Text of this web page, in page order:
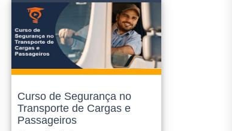
"cursos livres".
até 1(um) dia útil apos a confirmação do
Curso de Segurança no
Transporte de Cargas e
Passageiros